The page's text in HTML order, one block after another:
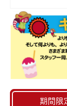
期間限